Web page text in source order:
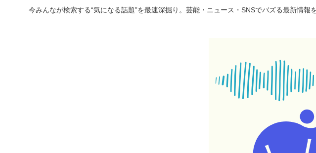
今みんなが検索する“気になる話題”を最速深掘り。芸能・ニュース・SNSでバズる最新情